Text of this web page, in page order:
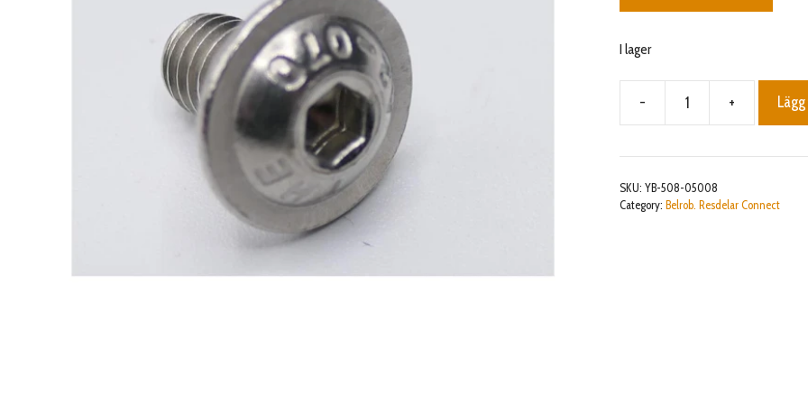
I lager
-
mängd
+
SKU: YB-508-05008
Category: Belrob. Resdelar Connect